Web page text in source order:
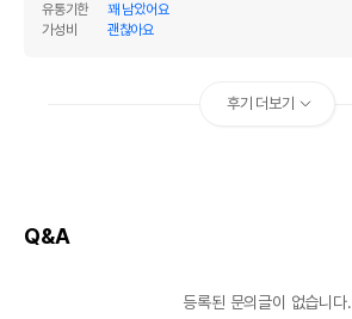
유통기한
꽤 남았어요
가성비
괜찮아요
후기 더보기
Q&A
등록된 문의글이 없습니다.